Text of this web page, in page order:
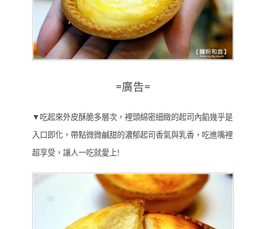
=廣告=
▼吃起來外皮酥脆多層次，裡頭綿密細緻的起司內餡幾乎是
入口即化，帶點微微鹹甜的濃郁起司香氣與乳香，吃進嘴裡
超享受，讓人一吃就愛上!